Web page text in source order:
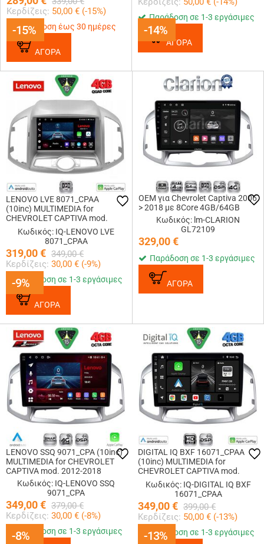
-15%
Κερδίζεις: 50,00 € (-15%)
-15%
Παράδοση έως 30 ημέρες
ΑΓΟΡΑ
-14%
-14%
Παράδοση σε 1-3 εργάσιμες
ΑΓΟΡΑ
-9%
LENOVO LVE 8071_CPAA
(10inc) MULTIMEDIA for
CHEVROLET CAPTIVA mod.
2012-2018
Κωδικός: IQ-LENOVO LVE
8071_CPAA
319,00€ 349,00 €
Κερδίζεις: 30,00 € (-9%)
-9%
Παράδοση σε 1-3 εργάσιμες
ΑΓΟΡΑ
OEM για Chevrolet Captiva 2006
> 2018 με 8Core 4GB/64GB
Κωδικός: lm-CLARION
GL72109
329,00€
Παράδοση σε 1-3 εργάσιμες
ΑΓΟΡΑ
-8%
LENOVO SSQ 9071_CPA (10inc)
MULTIMEDIA for CHEVROLET
CAPTIVA mod. 2012-2018
Κωδικός: IQ-LENOVO SSQ
9071_CPA
349,00€ 379,00 €
Κερδίζεις: 30,00 € (-8%)
-8%
Παράδοση σε 1-3 εργάσιμες -13%
DIGITAL IQ BXF 16071_CPAA
(10inc) MULTIMEDIA for
CHEVROLET CAPTIVA mod.
2012-2018
Κωδικός: IQ-DIGITAL IQ BXF
16071_CPAA
349,00€ 399,00 €
Κερδίζεις: 50,00 € (-13%)
-13%
Παράδοση σε 1-3 εργάσιμες